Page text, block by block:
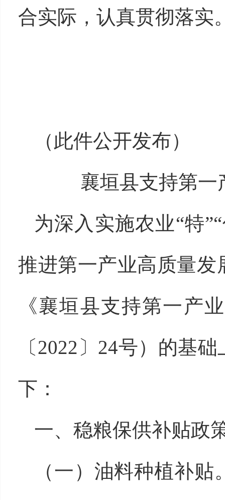
合实际，认真贯彻落实
（此件公开发布）
襄垣县支持第
为深入实施农业“特
推进第一产业高质量
《襄垣县支持第一产
〔2022〕24号）的基
下：
一、稳粮保供补贴政
（一）油料种植补